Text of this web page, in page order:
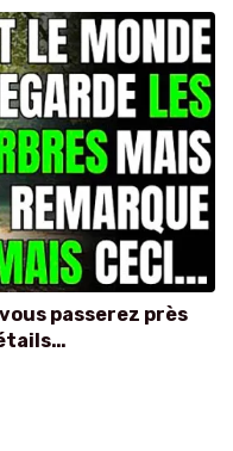
passerez près